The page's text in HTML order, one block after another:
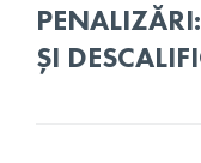
ȘI